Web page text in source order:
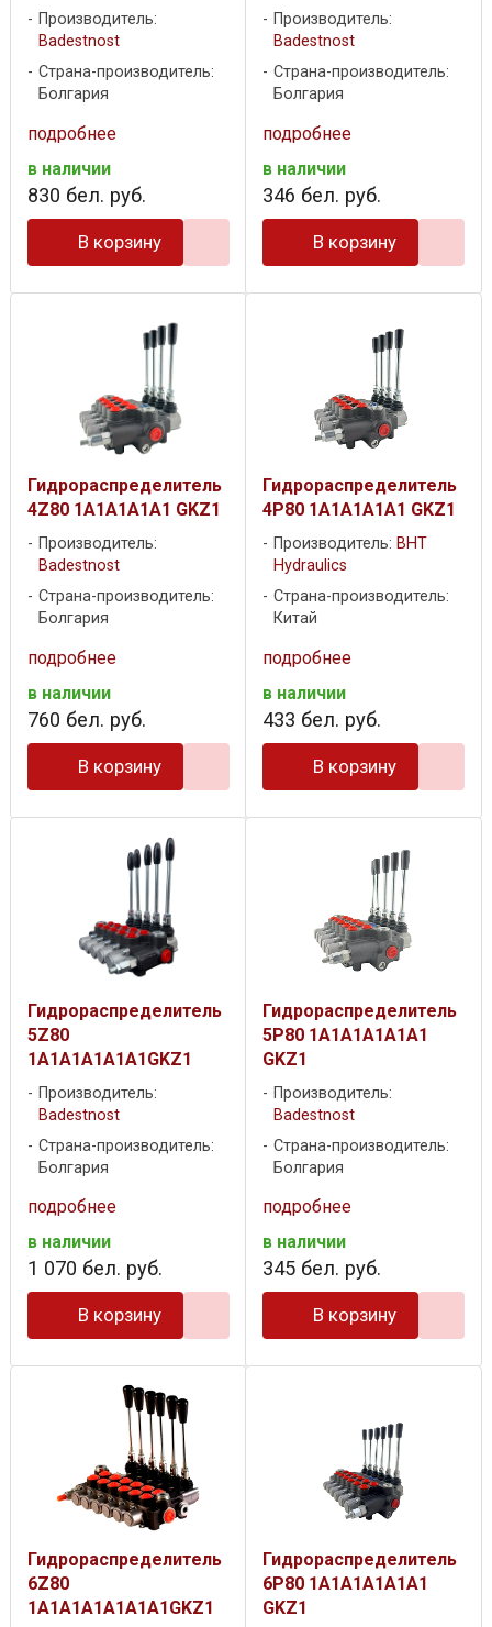
Производитель:
Badestnost
Страна-производитель:
Болгария
подробнее
в наличии
830 бел. руб.
В корзину
Производитель:
Badestnost
Страна-производитель:
Болгария
подробнее
в наличии
346 бел. руб.
В корзину
Гидрораспределитель
4Z80 1A1A1A1A1 GKZ1
Производитель:
Badestnost
Страна-производитель:
Болгария
подробнее
в наличии
760 бел. руб.
В корзину
Гидрораспределитель
4P80 1A1A1A1A1 GKZ1
Производитель: BHT
Hydraulics
Страна-производитель:
Китай
подробнее
в наличии
433 бел. руб.
В корзину
Гидрораспределитель
5Z80
1A1A1A1A1A1GKZ1
Производитель:
Badestnost
Страна-производитель:
Болгария
подробнее
в наличии
1 070 бел. руб.
В корзину
Гидрораспределитель
5P80 1A1A1A1A1A1
GKZ1
Производитель:
Badestnost
Страна-производитель:
Болгария
подробнее
в наличии
345 бел. руб.
В корзину
Гидрораспределитель
6Z80
1A1A1A1A1A1A1GKZ1
Гидрораспределитель
6P80 1A1A1A1A1A1
GKZ1